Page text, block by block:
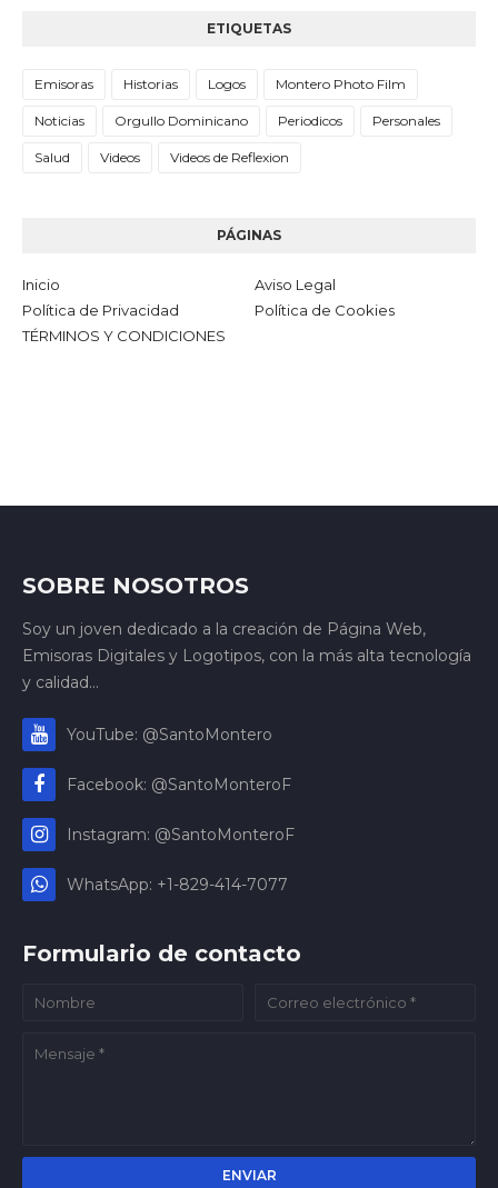
ETIQUETAS
Emisoras Historias Logos Montero Photo Film
Noticias Orgullo Dominicano Periodicos Personales
Salud Videos Videos de Reflexion
PÁGINAS
Inicio
Aviso Legal
Política de Privacidad
Política de Cookies
TÉRMINOS Y CONDICIONES
SOBRE NOSOTROS
Soy un joven dedicado a la creación de Página Web,
Emisoras Digitales y Logotipos, con la más alta tecnología
y calidad...
YouTube: @SantoMontero
Facebook: @SantoMonteroF
Instagram: @SantoMonteroF
WhatsApp: +1-829-414-7077
Formulario de contacto